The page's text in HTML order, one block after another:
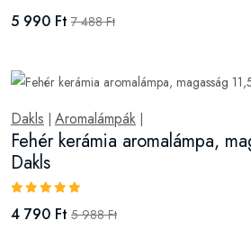
5 990 Ft 7 488 Ft
Dakls Aromalámpák
Fehér kerámia aromalámpa,
Dakls
4 790 Ft 5 988 Ft